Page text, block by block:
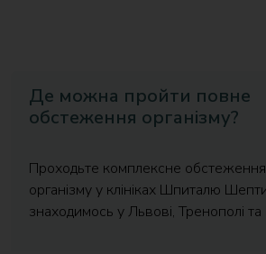
Де можна пройти повне
обстеження організму?
Проходьте комплексне
організму у клініках Шпиталю
знаходимось у Львові, Тренополі та